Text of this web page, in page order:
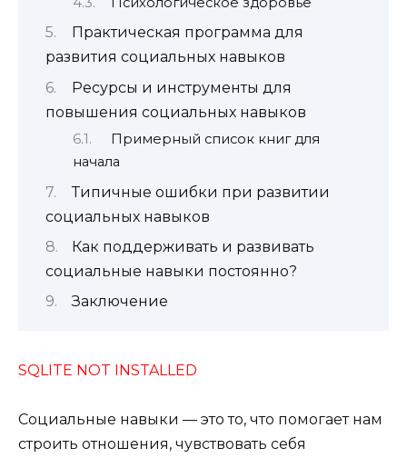
Практическая программа для
развития социальных навыков
Ресурсы и инструменты для
повышения социальных навыков
Примерный список книг для
начала
Типичные ошибки при развитии
социальных навыков
Как поддерживать и развивать
социальные навыки постоянно?
Заключение
SQLITE NOT INSTALLED
Социальные навыки — это то, что помогает нам
строить отношения, чувствовать себя